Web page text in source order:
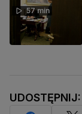
57 min
UDOSTĘPNIJ: